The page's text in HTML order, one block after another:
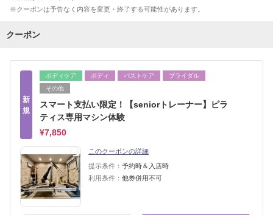
クーポンは予告なく内容を変更・終了する可能性があります。
クーポン
新
規
ボディケア ボディ バストケア
ブライダル
その他
スマート支払い限定！【seniorトレーナー】ピラ
ティス専用マシン体験
¥7,850
このクーポンの詳細
提示条件： 予約時＆入店時
利用条件： 他券併用不可